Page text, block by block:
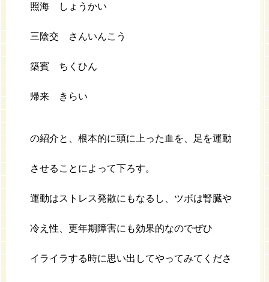
照海 しょうかい
三陰交 さんいんこう
築賓 ちくひん
帰来 きらい
の紹介と、根本的に頭に上った血を、足を運動
させることによって下ろす。
運動はストレス発散にもなるし、ツボは腎臓や
冷え性、更年期障害にも効果的なのでぜひ
イライラする時に思い出してやってみてくださ